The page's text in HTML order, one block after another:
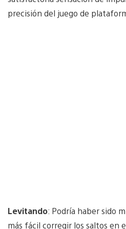
precisión del juego de
Levitando: Podría haber sido
más fácil corregir los saltos en